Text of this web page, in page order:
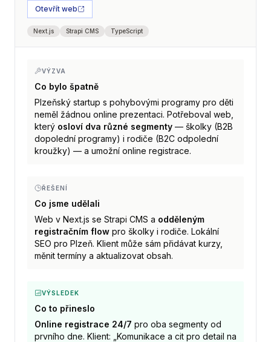
Otevřít web
Next.js Strapi CMS TypeScript
VÝZVA
Co bylo špatně
Plzeňský startup s pohybovými programy pro děti
neměl žádnou online prezentaci. Potřeboval web,
který osloví dva různé segmenty — školky (B2B
dopolední programy) i rodiče (B2C odpolední
kroužky) — a umožní online registrace.
ŘEŠENÍ
Co jsme udělali
Web v Next.js se Strapi CMS a odděleným
registračním flow pro školky i rodiče. Lokální
SEO pro Plzeň. Klient může sám přidávat kurzy,
měnit termíny a aktualizovat obsah.
VÝSLEDEK
Co to přineslo
Online registrace 24/7 pro oba segmenty od
prvního dne. Klient: „Komunikace a cit pro detail na